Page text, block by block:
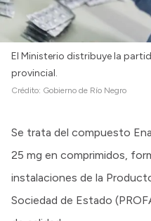
El Ministerio distribuye la
provincial.
Crédito: Gobierno de Río Negro
Se trata del compuesto
25 mg en comprimidos,
instalaciones de la
Sociedad de Estado